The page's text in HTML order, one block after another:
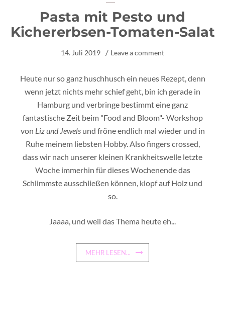
Pasta mit Pesto und
Kichererbsen-Tomaten-Salat
14. Juli 2019 Leave a comment
Heute nur so ganz huschhusch ein neues Rezept, denn
wenn jetzt nichts mehr schief geht, bin ich gerade in
Hamburg und verbringe bestimmt eine ganz
fantastische Zeit beim "Food and Bloom"- Workshop
von Liz und Jewelsund fröne endlich mal wieder und in
Ruhe meinem liebsten Hobby. Also fingers crossed,
dass wir nach unserer kleinen Krankheitswelle letzte
Woche immerhin für dieses Wochenende das
Schlimmste ausschließen können, klopf auf Holz und
so.
Jaaaa, und weil das Thema heute eh...
MEHR LESEN...